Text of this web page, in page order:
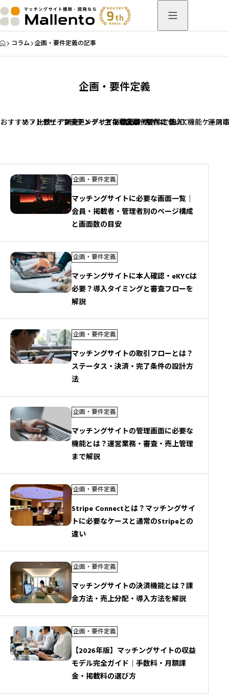
HOME
コラム 企画・要件定義の記事
企画・要件定義
おすすめ・比較
ソフトウェア開発
デザイン変更マッチングサイト構築ノウハウ
メディア掲載実績
主な導入事例企画・要件定義
制作について
告知 機能ケース
運用
企画・要件定義
マッチングサイトに必要な画面一覧｜
会員・掲載者・管理者別のページ構成
と画面数の目安
企画・要件定義
マッチングサイトに本人確認・eKYCは
必要？導入タイミングと審査フローを
解説
企画・要件定義
マッチングサイトの取引フローとは？
ステータス・決済・完了条件の設計方
法
企画・要件定義
マッチングサイトの管理画面に必要な
機能とは？運営業務・審査・売上管理
まで解説
企画・要件定義
Stripe Connectとは？マッチングサイ
トに必要なケースと通常のStripeとの
違い
企画・要件定義
マッチングサイトの決済機能とは？課
金方法・売上分配・導入方法を解説
企画・要件定義
【2026年版】マッチングサイトの収益
モデル完全ガイド｜手数料・月額課
金・掲載料の選び方